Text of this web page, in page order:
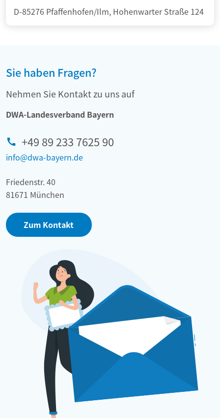
D-85276 Pfaffenhofen/Ilm, Hohenwarter Straße 124
Sie haben Fragen?
Nehmen Sie Kontakt zu uns auf
DWA-Landesverband Bayern
+49 89 233 7625 90
info@dwa-bayern.de
Friedenstr. 40
81671 München
Zum Kontakt